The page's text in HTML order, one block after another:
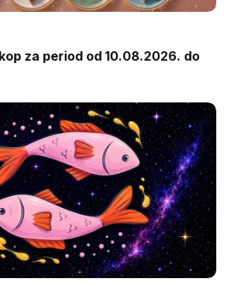
za period od 10.08.2026. do